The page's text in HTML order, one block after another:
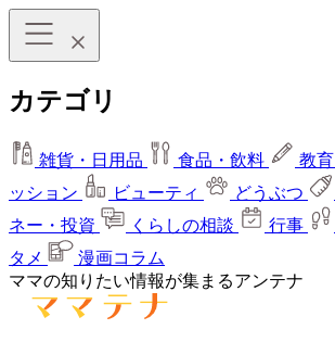
カテゴリ
雑貨・日用品 食品・飲料 教育
ッション
ビューティ どうぶつ
ネー・投資
くらしの相談 行事
タメ
漫画コラム
ママの知りたい情報が集まるアンテナ